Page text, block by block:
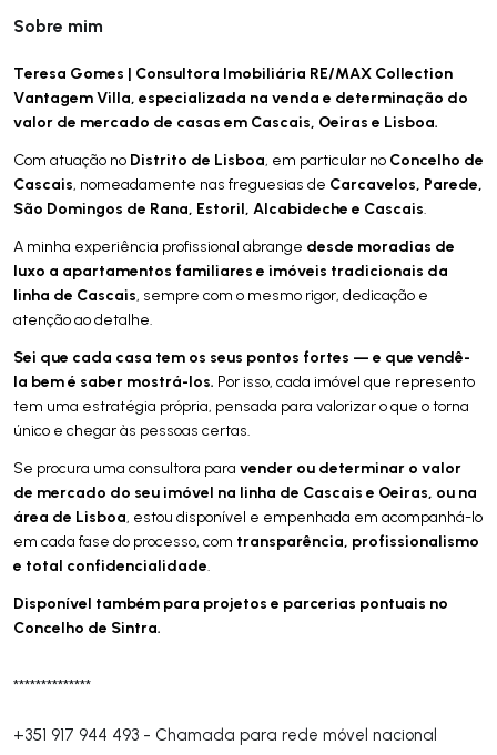
Sobre mim
Teresa Gomes | Consultora Imobiliária RE/MAX Collection
Vantagem Villa, especializada na venda e determinação do
valor de mercado de casas em Cascais, Oeiras e Lisboa.
Com atuação no Distrito de Lisboa, em particular no Concelho de
Cascais, nomeadamente nas freguesias de Carcavelos, Parede,
São Domingos de Rana, Estoril, Alcabideche e Cascais.
A minha experiência profissional abrange desde moradias de
luxo a apartamentos familiares e imóveis tradicionais da
linha de Cascais, sempre com o mesmo rigor, dedicação e
atenção ao detalhe.
Sei que cada casa tem os seus pontos fortes — e que vendê-
la bem é saber mostrá-los. Por isso, cada imóvel que represento
tem uma estratégia própria, pensada para valorizar o que o torna
único e chegar às pessoas certas.
Se procura uma consultora para vender ou determinar o valor
de mercado do seu imóvel na linha de Cascais e Oeiras, ou na
área de Lisboa, estou disponível e empenhada em acompanhá-lo
em cada fase do processo, com transparência, profissionalismo
e total confidencialidade.
Disponível também para projetos e parcerias pontuais no
Concelho de Sintra.
**************
+351 917 944 493 - Chamada para rede móvel nacional